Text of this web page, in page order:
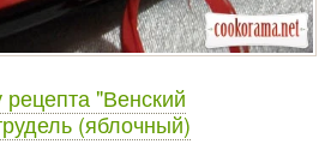
рецепта "Венский
(яблочный)